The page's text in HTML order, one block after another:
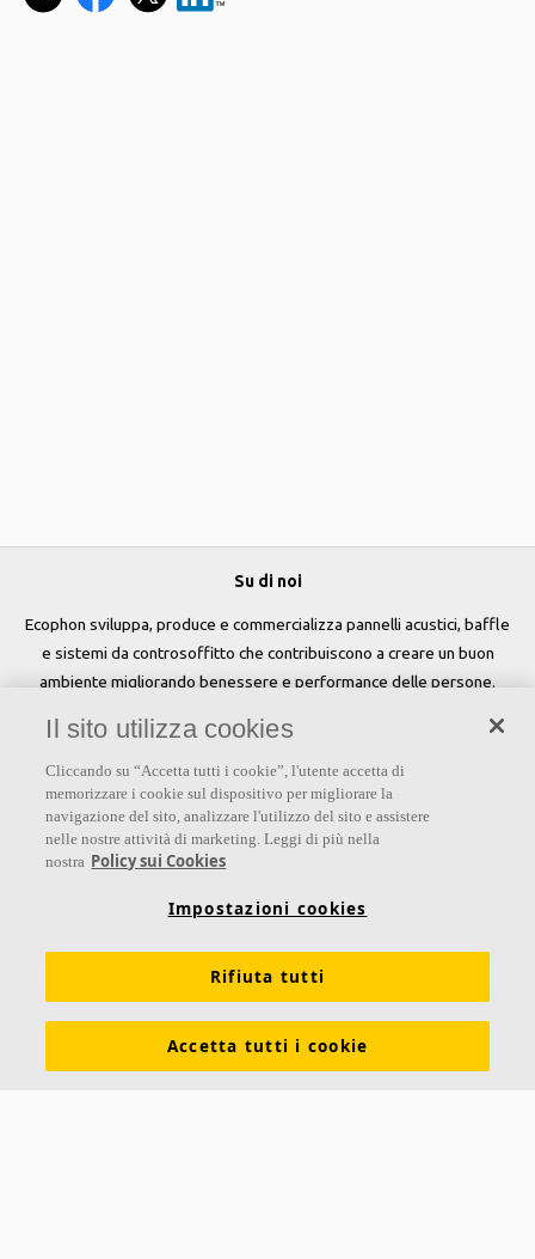
Su di noi
Ecophon sviluppa, produce e commercializza pannelli acustici, baffle
e sistemi da controsoffitto che contribuiscono a creare un buon
ambiente migliorando benessere e performance delle persone.
Seguici
Links
Dichiarazioni di Performance Informazioni legali
Scarica le nostre brochure Segnalazioni Whistleblowing
Il sito utilizza cookies
Cliccando su “Accetta tutti i cookie”, l'utente accetta di
memorizzare i cookie sul dispositivo per migliorare la
navigazione del sito, analizzare l'utilizzo del sito e assistere
nelle nostre attività di marketing. Leggi di più nella
nostra Policy sui Cookies
Impostazioni cookies
Rifiuta tutti
Accetta tutti i cookie